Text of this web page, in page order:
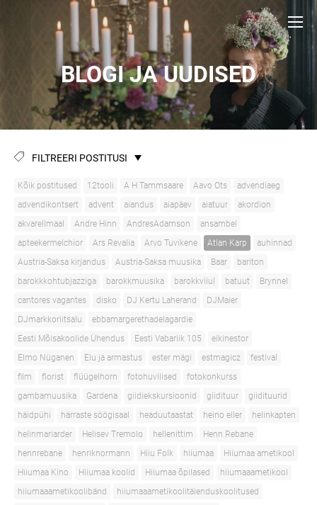
BLOGI JA UUDISED
FILTREERI POSTITUSI
Kõik postitused 12tooli A H Tammsaare Aavo Ots
advendiaeg
advendikontsert
advent aiandus aiapäev aiatuur
akordion
akvarellmaal
Andre Hinn AndresAdamson
ansambel
apteekermelchior
Ars Revalia Arvo Tuvikene Atlan Karp
auhinnad
Austria-Saksa kirjandus
Austria-Saksa muusika Baar
bariton
barokkkohtubjazziga
barokkmuusika barokkviiul batuut
Brynnel
cantores vagantes
disko DJ Kertu Laherand
DJMaier
DJmarkkoriitsalu
ebbamargerethadelagardie
Eesti Mõisakoolide Ühendus
Eesti Vabariik 105
eikinestor
Elmo Nüganen
Elu ja armastus ester mägi estmagicz
festival
film
florist flüügelhorn fotohuvilised
fotokonkurss
gambamuusika
Gardena giidiekskursioonid giidituur
giidituurid
häidpühi
härraste söögisaal headuutaastat heino eller
helinkapten
helinmariarder
Helisev Tremolo hellenittim
Henn Rebane
hennrebane
henriknormann Hiiu Folk hiiumaa
Hiiumaa ametikool
Hiiumaa Kino
Hiiumaa koolid Hiiumaa õpilased
hiiumaaametikool
hiiumaaametikoolibänd
hiiumaaametikoolitäienduskoolitused